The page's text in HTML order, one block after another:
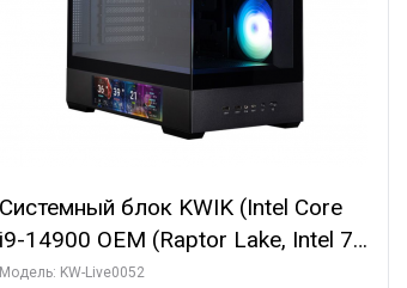
Системный блок KWIK (Intel Core
i9-14900 OEM (Raptor Lake, Intel 7,
C24 16EC/8PC// 64 ГБ ОЗУ (2
Модель: KW-Live0052